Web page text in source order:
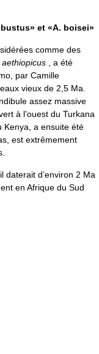
et «A. boisei»
comme des
aethiopicus , a été
par Camille
vieux de 2,5 Ma.
assez massive
à l’ouest du Turkana
Kenya, a ensuite été
est extrêmement
daterait d’environ 2 Ma
en Afrique du Sud